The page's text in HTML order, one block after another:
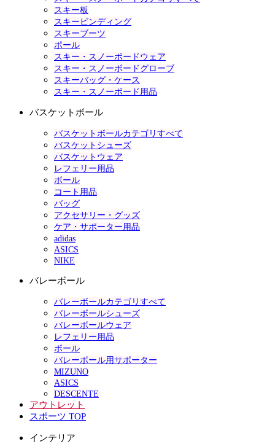
スキー板
スキービンディング
スキーブーツ
ポール
スキー・スノーボードウェア
スキー・スノーボードグローブ
スキーバッグ・ケース
スキー・スノーボード用品
バスケットボール
バスケットボールカテゴリすべて
バスケットシューズ
バスケットウェア
レフェリー用品
ボール
コート用品
バッグ
アクセサリー・グッズ
ケア・サポーター用品
adidas
ASICS
NIKE
バレーボール
バレーボールカテゴリすべて
バレーボールシューズ
バレーボールウェア
レフェリー用品
ボール
バレーボール用サポーター
MIZUNO
ASICS
DESCENTE
アウトレット
スポーツ TOP
インテリア